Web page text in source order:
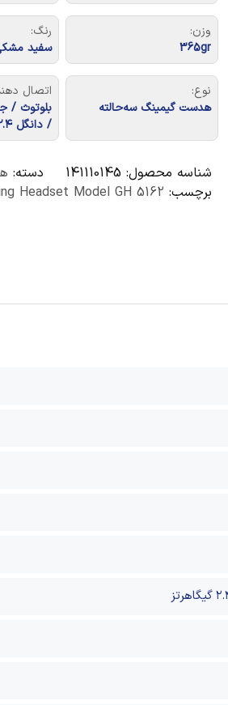
وزن:
365gr
رنگ:
سفید
نوع:
هدست گیمینگ سه‌حالته
اتصال
/ دانگل ۲.۴ گیگاهرتز
شناسه محصول: 141110145 دسته:
برچسب: Headset Model GH 5162